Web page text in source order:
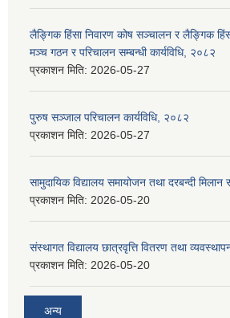
लैङ्गिक हिंसा निवारण कोष सञ्चालन र लैङ्गिक
मञ्च गठन र परिचालन सम्बन्धी कार्यविधि, २०८२
प्रकाशन मिति: 2026-05-27
पुरुष सञ्जाल परिचालन कार्यविधि, २०८२
प्रकाशन मिति: 2026-05-27
सामुदायिक विद्यालय समायोजन तथा दरबन्दी मिलान
प्रकाशन मिति: 2026-05-20
संस्थागत विद्यालय छात्रवृत्ति वितरण तथा
प्रकाशन मिति: 2026-05-20
अन्य